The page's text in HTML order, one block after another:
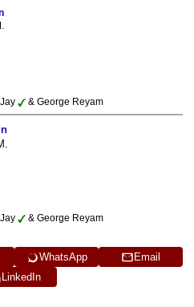
& George Reyam
& George Reyam
WhatsApp
Email
LinkedIn